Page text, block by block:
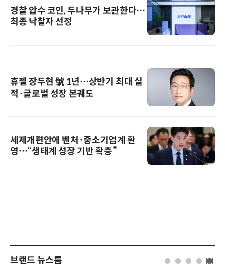
경찰 압수 코인, 두나무가 보관한다…
최종 낙찰자 선정
휴젤 장두현 號 1년…상반기 최대 실
적·글로벌 성장 본궤도
세제개편안에 벤처·중소기업계 환
영…“생태계 성장 기반 확충”
브랜드 뉴스룸